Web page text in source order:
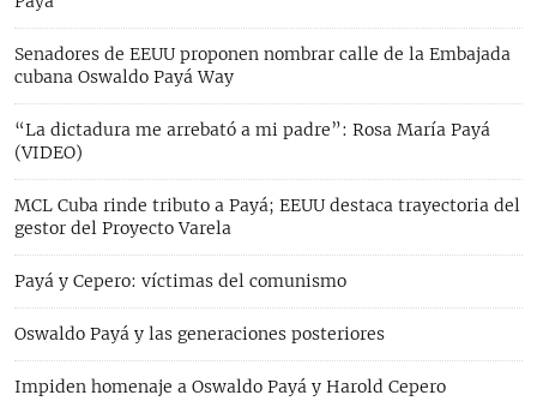
Senadores de EEUU proponen nombrar calle de la Embajada
cubana Oswaldo Payá Way
“La dictadura me arrebató a mi padre”: Rosa María Payá
(VIDEO)
MCL Cuba rinde tributo a Payá; EEUU destaca trayectoria del
gestor del Proyecto Varela
Payá y Cepero: víctimas del comunismo
Oswaldo Payá y las generaciones posteriores
Impiden homenaje a Oswaldo Payá y Harold Cepero